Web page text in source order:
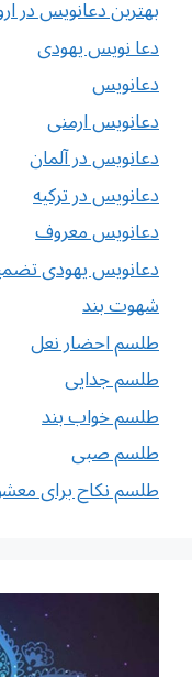
بهترین دعانویس در
دعا نویس یهودی
دعانویس
دعانویس ارمنی
دعانویس در آلمان
دعانویس در ترکیه
دعانویس معروف
دعانویس یهودی
شهوت بند
طلسم احضار نعل
طلسم جدایی
طلسم خواب بند
طلسم صبی
طلسم نکاح برای